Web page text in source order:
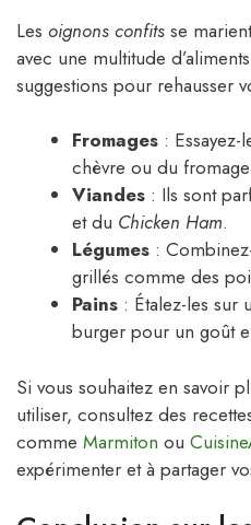
Les oignons confits se
avec une multitude
suggestions pour rehausser
Fromages :
chèvre ou du
Viandes : Ils sont
et du Chicken Ham.
Légumes :
grillés comme des
Pains : Étalez-les sur
burger pour un goût
Si vous souhaitez en savoir
utiliser, consultez des
comme Marmiton ou
expérimenter et à partager